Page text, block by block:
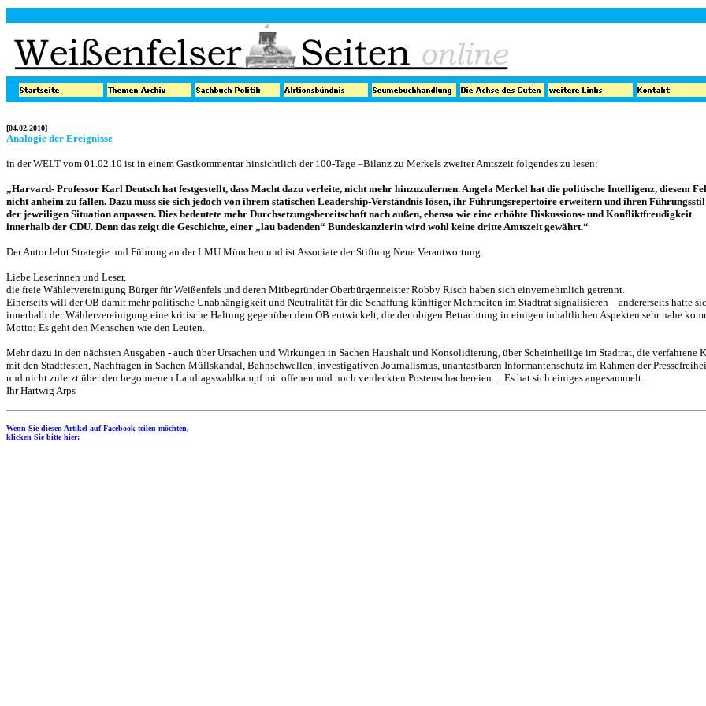
[04.02.2010]
Analogie der Ereignisse
in der WELT vom 01.02.10 ist in einem Gastkommentar hinsichtlich der 100-Tage –Bilanz zu Merkels zweiter Amtszeit folgendes zu lesen:
„Harvard- Professor Karl Deutsch hat festgestellt, dass Macht dazu verleite, nicht mehr hinzuzulernen. Angela Merkel hat die politische Intelligenz, diesem
nicht anheim zu fallen. Dazu muss sie sich jedoch von ihrem statischen Leadership-Verständnis lösen, ihr Führungsrepertoire erweitern und ihren Führungsstil
der jeweiligen Situation anpassen. Dies bedeutete mehr Durchsetzungsbereitschaft nach außen, ebenso wie eine erhöhte Diskussions- und Konfliktfreudigkeit
innerhalb der CDU. Denn das zeigt die Geschichte, einer „lau badenden“ Bundeskanzlerin wird wohl keine dritte Amtszeit gewährt.“
Der Autor lehrt Strategie und Führung an der LMU München und ist Associate der Stiftung Neue Verantwortung.
Liebe Leserinnen und Leser,
die freie Wählervereinigung Bürger für Weißenfels und deren Mitbegründer Oberbürgermeister Robby Risch haben sich einvernehmlich getrennt.
Einerseits will der OB damit mehr politische Unabhängigkeit und Neutralität für die Schaffung künftiger Mehrheiten im Stadtrat signalisieren – andererseits hatte
innerhalb der Wählervereinigung eine kritische Haltung gegenüber dem OB entwickelt, die der obigen Betrachtung in einigen inhaltlichen Aspekten sehr nahe
Motto: Es geht den Menschen wie den Leuten.
Mehr dazu in den nächsten Ausgaben - auch über Ursachen und Wirkungen in Sachen Haushalt und Konsolidierung, über Scheinheilige im Stadtrat, die verfahrene
mit den Stadtfesten, Nachfragen in Sachen Müllskandal, Bahnschwellen, investigativen Journalismus, unantastbaren Informantenschutz im Rahmen der
und nicht zuletzt über den begonnenen Landtagswahlkampf mit offenen und noch verdeckten Postenschachereien… Es hat sich einiges angesammelt.
Ihr Hartwig Arps
Wenn Sie diesen Artikel auf Facebook teilen möchten,
klicken Sie bitte hier: